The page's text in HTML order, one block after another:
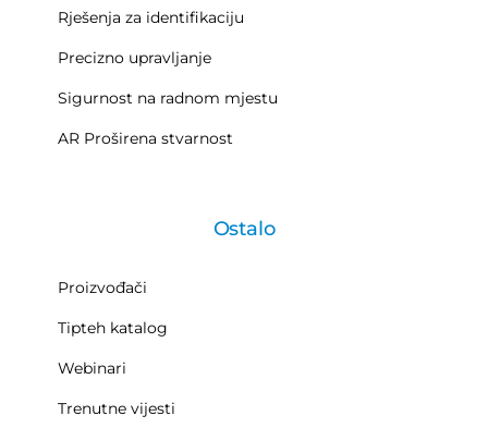
Rješenja za identifikaciju
Precizno upravljanje
Sigurnost na radnom mjestu
AR Proširena stvarnost
Ostalo
Proizvođači
Tipteh katalog
Webinari
Trenutne vijesti